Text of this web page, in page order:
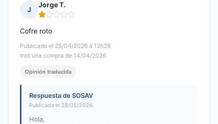
J
Jorge T.
Nota: 1 de 5
Publicado el 25/04/2026 à 12h28
tras una compra de 14/04/2026
Cofre roto
Opinión traducida
Respuesta de SOSAV
Publicada el 28/05/2026
Hola,